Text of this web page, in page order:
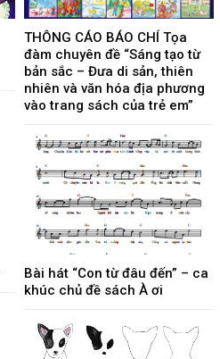
THÔNG CÁO BÁO CHÍ Tọa
đàm chuyên đề “Sáng tạo từ
bản sắc – Đưa di sản, thiên
nhiên và văn hóa địa phương
vào trang sách của trẻ em”
Bài hát “Con từ đâu đến” – ca
khúc chủ đề sách À ơi